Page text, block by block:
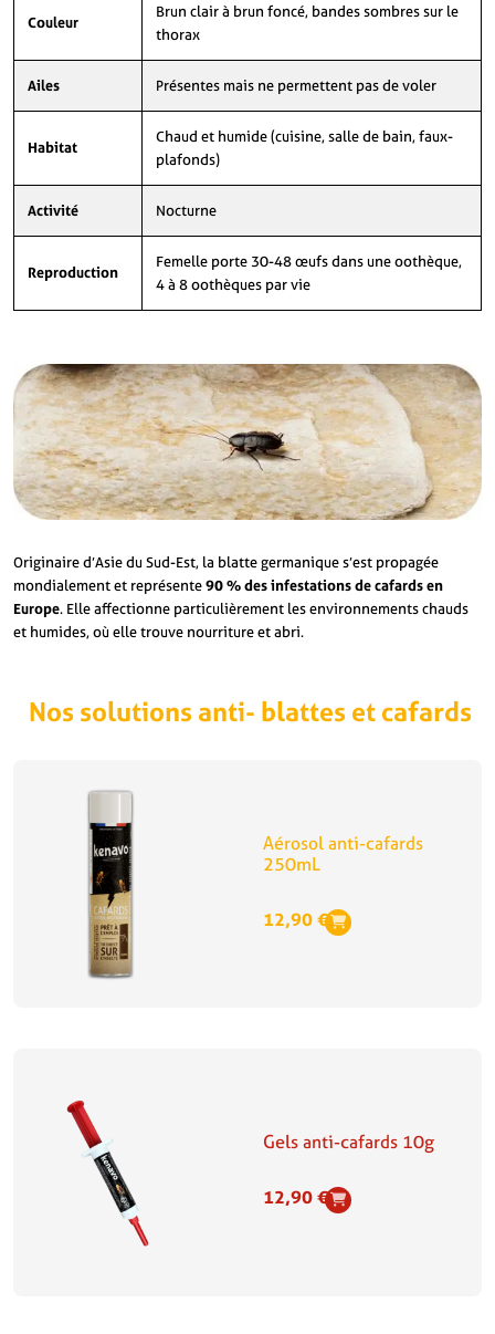
Couleur
Brun clair à brun foncé, bandes sombres sur le
thorax
Ailes Présentes mais ne permettent pas de voler
Habitat
Chaud et humide (cuisine, salle de bain, faux-
plafonds)
Activité Nocturne
Reproduction
Femelle porte 30-48 œufs dans une oothèque,
4 à 8 oothèques par vie
Originaire d’Asie du Sud-Est, la blatte germanique s’est propagée
mondialement et représente90 % des infestations de cafards en
Europe. Elle affectionne particulièrement les environnements chauds
et humides, où elle trouve nourriture et abri.
Nos solutions anti- blattes et cafards
Aérosol anti-cafards
250mL
12,90€
Gels anti-cafards 10g
12,90€